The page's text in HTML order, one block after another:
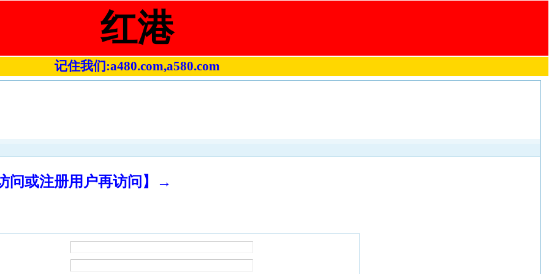
红港
记住我们:a480.com,a580.com
问或注册用户再访问】→